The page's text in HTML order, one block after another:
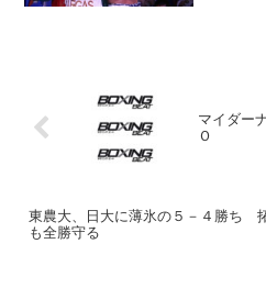
マイダー
Ｏ
東農大、日大に薄氷の５－４勝ち
も全勝守る